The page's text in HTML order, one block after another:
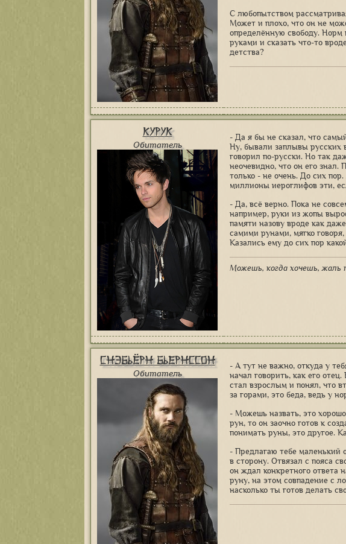
С любопытством
Может и плохо, что он не
определённую свободу. Норм
руками и сказать что-то
детства?
Курук
Обитатель
- Да я бы не сказал, что
Ну, бывали заплывы русских
говорил по-русски. Но так
неочевидно, что он его
только - не очень. До сих
миллионы иероглифов эти,
- Да, всё верно. Пока не
например, руки из жопы
памяти назову вроде как
самими рунами, мягко
Казались ему до сих пор
Можешь, когда хочешь, жаль
Снэбьёрн Бьернссон
Обитатель
- А тут не важно, откуда у
начал говорить, как его
стал взрослым и понял, что
за горами, это беда, ведь у
- Можешь назвать, это
рун, то он заочно готов к
понимать руны, это другое.
- Предлагаю тебе маленький
в сторону. Отвязал с пояса
он ждал конкретного ответа
руну, на этом совпадение с
насколько ты готов делать